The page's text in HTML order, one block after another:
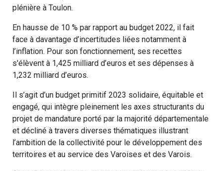
plénière à Toulon.
En hausse de 10 % par rapport au budget 2022, il fait
face à davantage d’incertitudes liées notamment à
l’inflation. Pour son fonctionnement, ses recettes
s'élèvent à 1,425 milliard d’euros et ses dépenses à
1,232 milliard d’euros.
Il s’agit d’un budget primitif 2023 solidaire, équitable et
engagé, qui intègre pleinement les axes structurants du
projet de mandature porté par la majorité départementale
et décliné à travers diverses thématiques illustrant
l’ambition de la collectivité pour le développement des
territoires et au service des Varoises et des Varois.